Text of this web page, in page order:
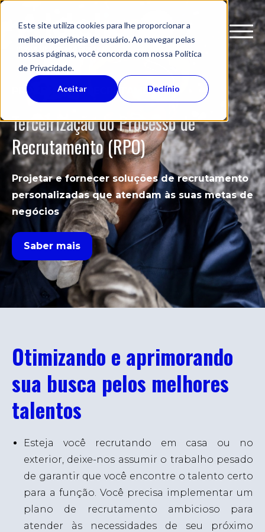
Este site utiliza cookies para lhe proporcionar a
melhor experiência de usuário. Ao navegar pelas
nossas páginas, você concorda com nossa Política
de Privacidade.
Aceitar Declínio
Serviços
Suas necessidades
Busca pelos Melhores Talentos
Contratação Global de Funcionários
Terceirização do serviço de mão de obra
Simplificar a administração da folha de
pagamento
Treinar e melhorar sua equipe
Soluções personalizadas de contratação de
mão de obra terceirizada
Nossas soluções
Busca ativa em terceirização de serviços
Manutenção da Folha de Pagamento
Registro de Empregados
Soluções Automatizadas para Recursos
Humanos
Localizações
Clientes & indústrias
Insights
Nossa empresa
Conheça mais sobre nossa empresa
Quem somos
Saiba mais sobre nosso envolvimento
Nossa estratégia
Contato
Mídia Vagas em aberto
Envie seu currículo
PO
EN
FR
PROCESSO DE RECRUTAMENTO
Terceirização do Processo de
Recrutamento (RPO)
Projetar e fornecer soluções de recrutamento
personalizadas que atendam às suas metas de
negócios
Saber mais
Otimizando e aprimorando
sua busca pelos melhores
talentos
Esteja você recrutando em casa ou no
exterior, deixe-nos assumir o trabalho pesado
de garantir que você encontre o talento certo
para a função. Você precisa implementar um
plano de recrutamento ambicioso para
atender às necessidades de seu próximo